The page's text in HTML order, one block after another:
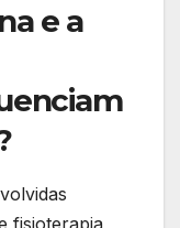
e a
fisioterapia